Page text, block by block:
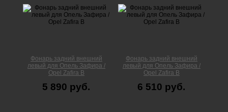
Фонарь задний внешний
левый для Опель Зафира /
Opel Zafira B
5 890 руб.
Фонарь задний внешний
левый для Опель Зафира /
Opel Zafira B
6 510 руб.